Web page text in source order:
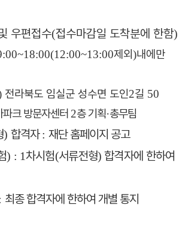
우편접수(접수마감일 도착분에 한함)
제외)내에만
전라북도 임실군 성수면 도인2길 50
크 방문자센터 2층 기획·총무팀
) 합격자: 재단 홈페이지 공고
) : 1차시험(서류전형) 합격자에 한하여
최종 합격자에 한하여 개별 통지